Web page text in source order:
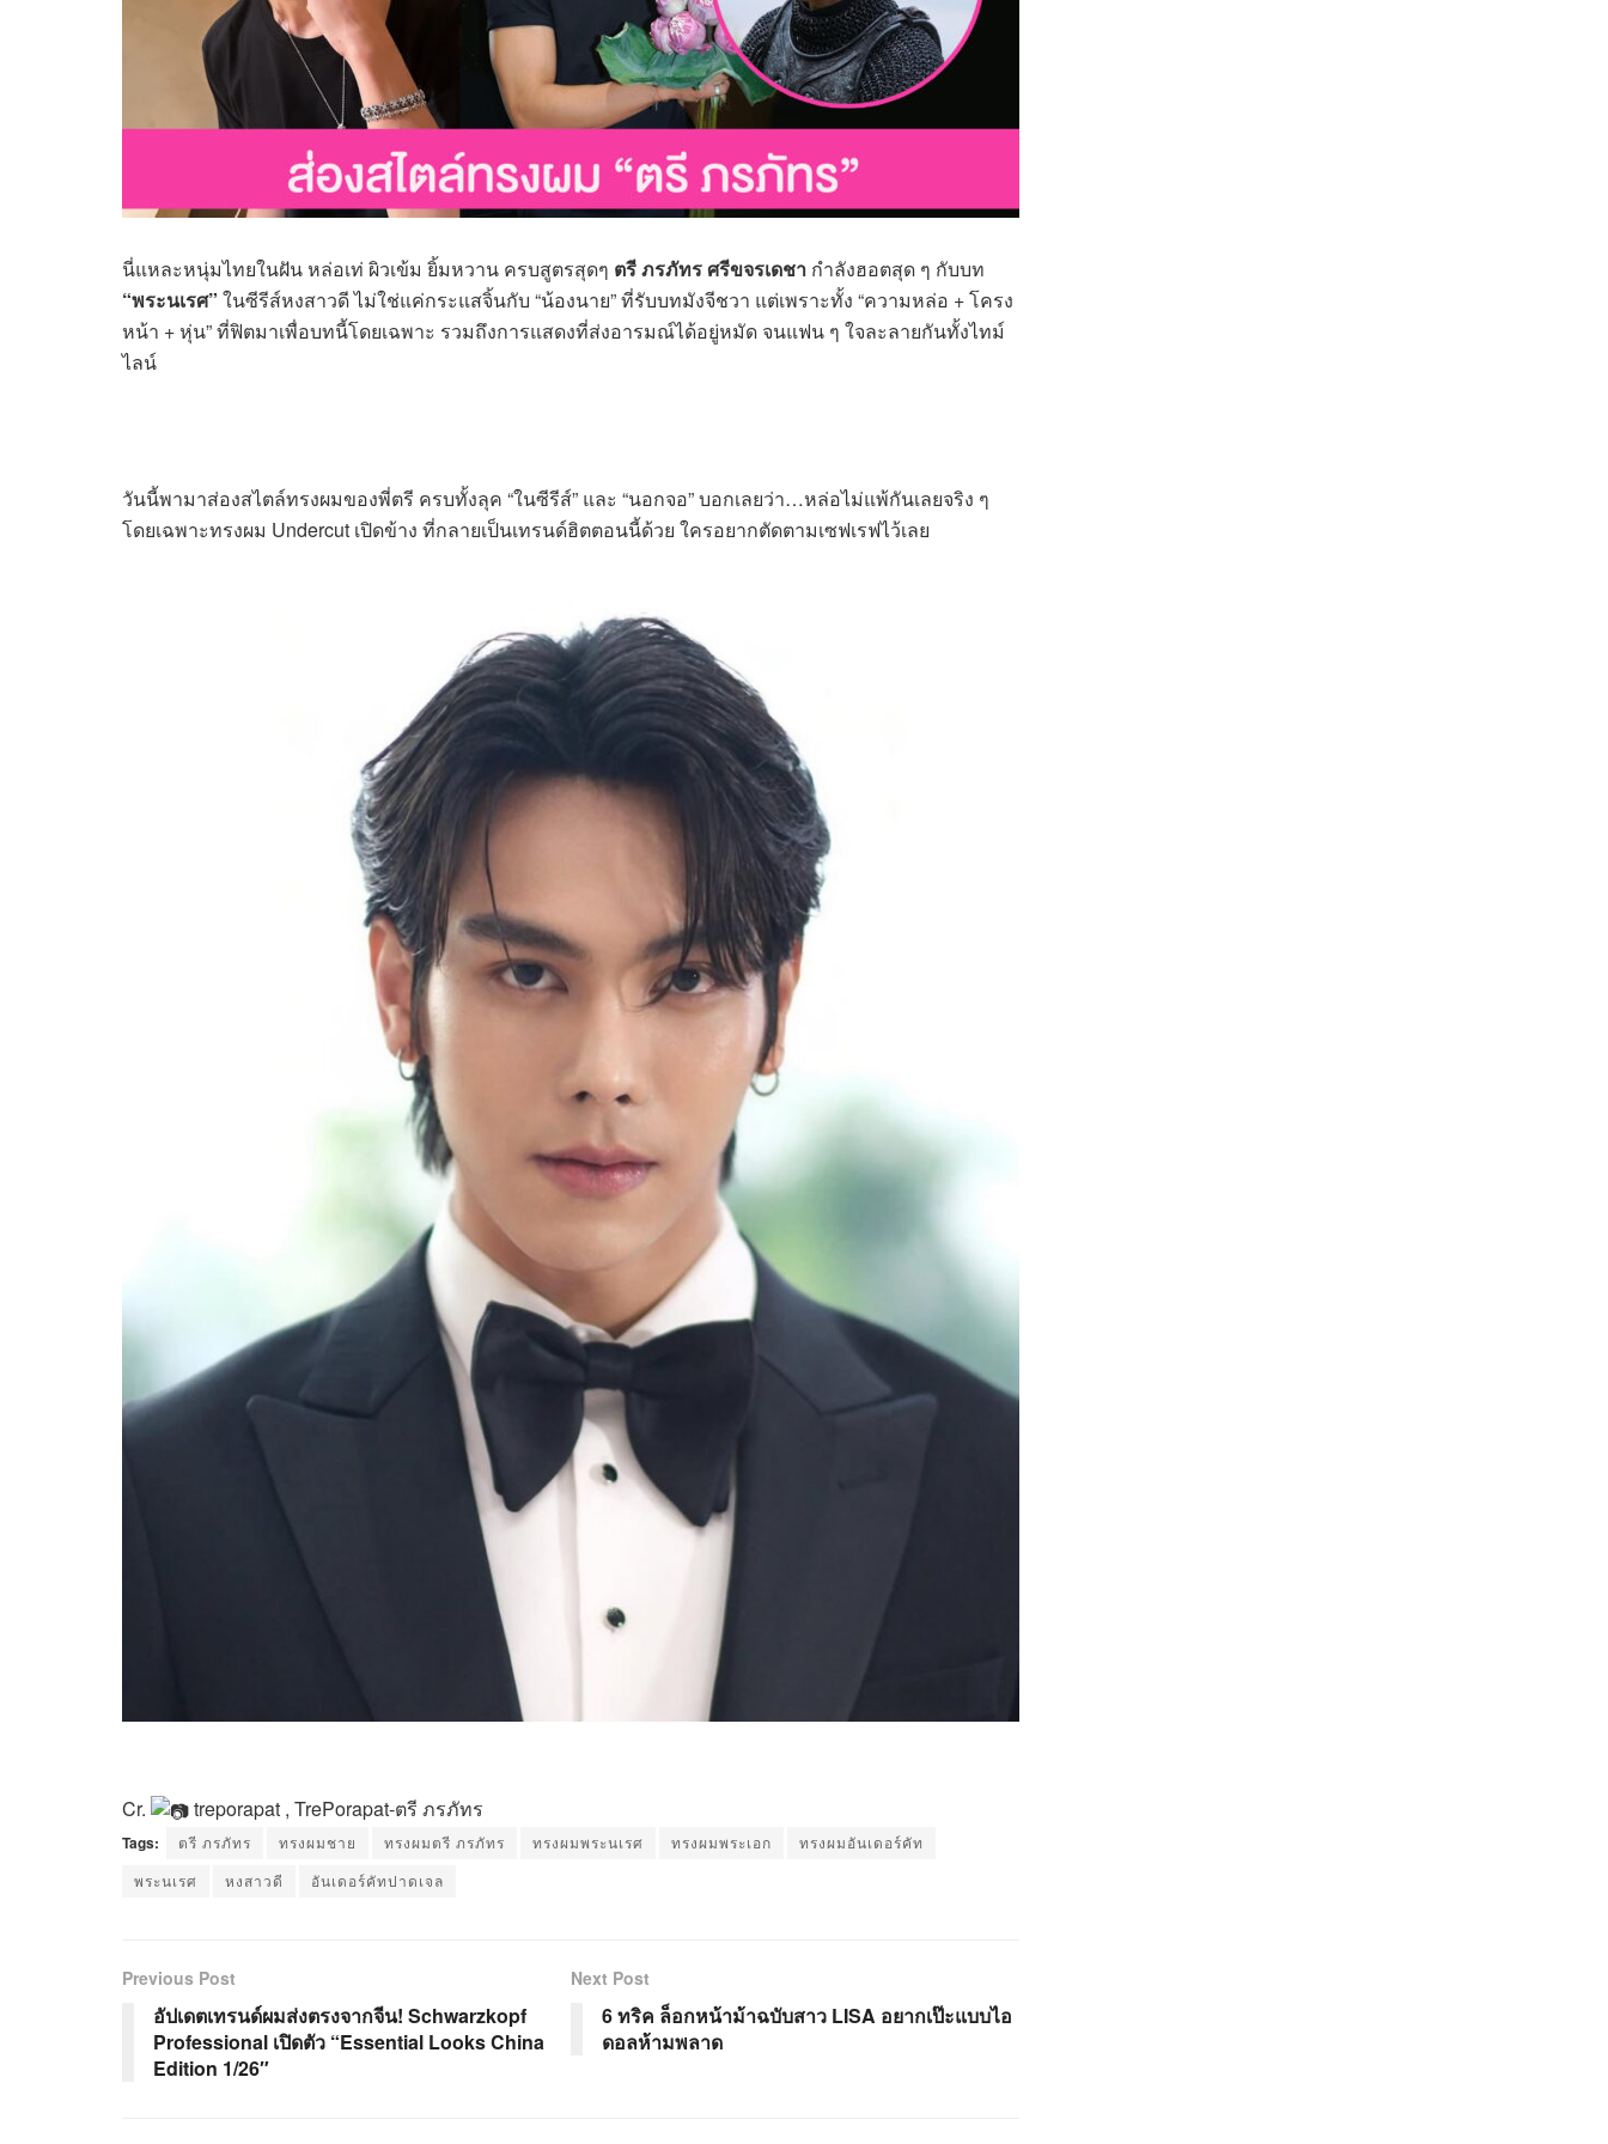
นี่แหละหนุ่มไทยในฝัน หล่อเท่ ผิวเข้ม ยิ้มหวาน ครบสูตรสุดๆ ตรี ภรภัทร ศรีขจรเดชา กำลังฮอตสุด ๆ กับบท
“พระนเรศ” ในซีรีส์หงสาวดี ไม่ใช่แค่กระแสจิ้นกับ “น้องนาย” ที่รับบทมังจีชวา แต่เพราะทั้ง “ความหล่อ + โครง
หน้า + หุ่น” ที่ฟิตมาเพื่อบทนี้โดยเฉพาะ รวมถึงการแสดงที่ส่งอารมณ์ได้อยู่หมัด จนแฟน ๆ ใจละลายกันทั้งไทม์
ไลน์
วันนี้พามาส่องสไตล์ทรงผมของพี่ตรี ครบทั้งลุค “ในซีรีส์” และ “นอกจอ” บอกเลยว่า…หล่อไม่แพ้กันเลยจริง ๆ
โดยเฉพาะทรงผม Undercut เปิดข้าง ที่กลายเป็นเทรนด์ฮิตตอนนี้ด้วย ใครอยากตัดตามเซฟเรฟไว้เลย
Cr. treporapat , TrePorapat-ตรี ภรภัทร
Tags: ตรี ภรภัทร ทรงผมชาย ทรงผมตรี ภรภัทร ทรงผมพระนเรศ ทรงผมพระเอก
ทรงผมอันเดอร์คัท
พระนเรศ
หงสาวดี อันเดอร์คัทปาดเจล
Previous Post
อัปเดตเทรนด์ผมส่งตรงจากจีน! Schwarzkopf
Professional เปิดตัว “Essential Looks China
Edition 1/26″
Next Post
6 ทริค ล็อกหน้าม้าฉบับสาว LISA อยากเป๊ะแบบไอ
ดอลห้ามพลาด